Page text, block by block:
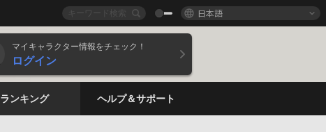
日本語
マイキャラクター情報をチェック！
ログイン
ランキング ヘルプ＆サポート